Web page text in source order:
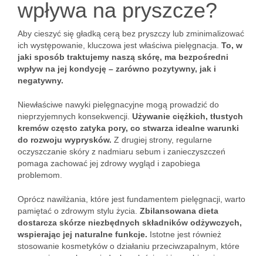
wpływa na pryszcze?
Aby cieszyć się gładką cerą bez pryszczy lub zminimalizować
ich występowanie, kluczowa jest właściwa pielęgnacja. To, w
jaki sposób traktujemy naszą skórę, ma bezpośredni
wpływ na jej kondycję – zarówno pozytywny, jak i
negatywny.
Niewłaściwe nawyki pielęgnacyjne mogą prowadzić do
nieprzyjemnych konsekwencji. Używanie ciężkich, tłustych
kremów często zatyka pory, co stwarza idealne warunki
do rozwoju wyprysków. Z drugiej strony, regularne
oczyszczanie skóry z nadmiaru sebum i zanieczyszczeń
pomaga zachować jej zdrowy wygląd i zapobiega
problemom.
Oprócz nawilżania, które jest fundamentem pielęgnacji, warto
pamiętać o zdrowym stylu życia. Zbilansowana dieta
dostarcza skórze niezbędnych składników odżywczych,
wspierając jej naturalne funkcje. Istotne jest również
stosowanie kosmetyków o działaniu przeciwzapalnym, które